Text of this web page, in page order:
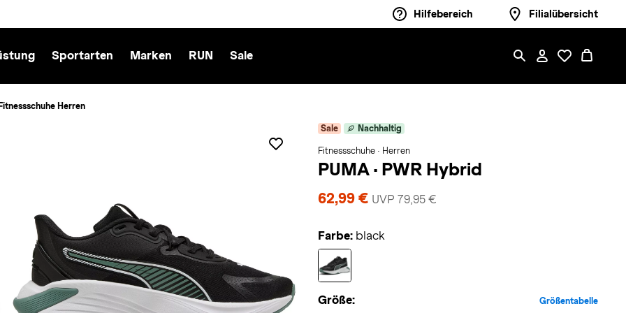
Hilfebereich Filialübersicht
Sportarten Marken RUN Sale
Herren
Sale Nachhaltig
Fitnessschuhe · Herren
PUMA · PWR Hybrid
62,99 € UVP 79,95 €
Farbe: black
Größe: Größentabelle